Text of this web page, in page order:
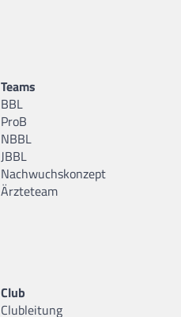
Teams
BBL
ProB
NBBL
JBBL
Nachwuchskonzept
Ärzteteam
Club
Clubleitung